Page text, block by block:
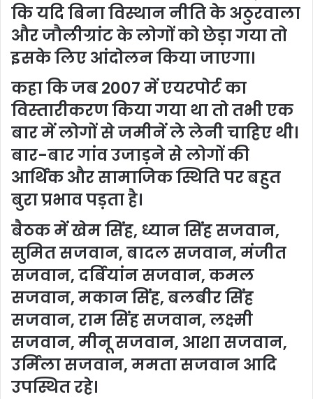
कि यदि बिना विस्थान नीति के अठुरवाला
और जौलीग्रांट के लोगों को छेड़ा गया तो
इसके लिए आंदोलन किया जाएगा।
कहा कि जब 2007 में एयरपोर्ट का
विस्तारीकरण किया गया था तो तभी एक
बार में लोगों से जमीनें ले लेनी चाहिए थी।
बार-बार गांव उजाड़ने से लोगों की
आर्थिक और सामाजिक स्थिति पर बहुत
बुरा प्रभाव पड़ता है।
बैठक में खेम सिंह, ध्यान सिंह सजवान,
सुमित सजवान, बादल सजवान, मंजीत
सजवान, दर्बियांन सजवान, कमल
सजवान, मकान सिंह, बलबीर सिंह
सजवान, राम सिंह सजवान, लक्ष्मी
सजवान, मीनू सजवान, आशा सजवान,
उर्मिला सजवान, ममता सजवान आदि
उपस्थित रहे।